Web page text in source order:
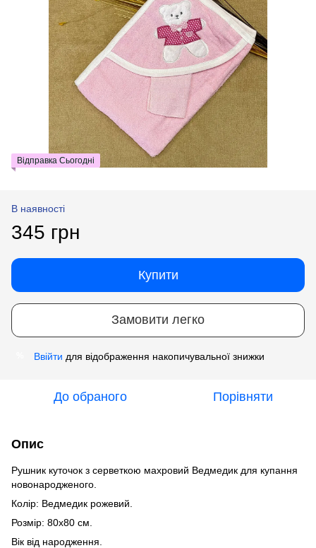
Відправка Сьогодні
В наявності
345 грн
Купити
Замовити легко
Ввійти для відображення накопичувальної знижки
До обраного Порівняти
Опис
Рушник куточок з серветкою махровий Ведмедик для купання
новонародженого.
Колір: Ведмедик рожевий.
Розмір: 80х80 см.
Вік від народження.